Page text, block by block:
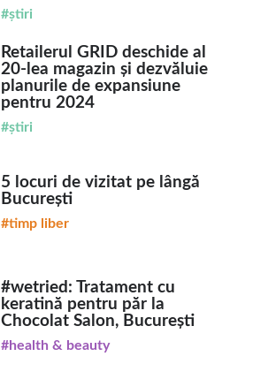
#știri
Retailerul GRID deschide al
20-lea magazin și dezvăluie
planurile de expansiune
pentru 2024
#știri
5 locuri de vizitat pe lângă
București
#timp liber
#wetried: Tratament cu
keratină pentru păr la
Chocolat Salon, București
#health & beauty